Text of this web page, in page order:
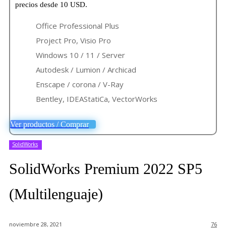
precios desde 10 USD.
Office Professional Plus
Project Pro, Visio Pro
Windows 10 / 11 / Server
Autodesk / Lumion / Archicad
Enscape / corona / V-Ray
Bentley, IDEAStatiCa, VectorWorks
Ver productos / Comprar
SolidWorks
SolidWorks Premium 2022 SP5
(Multilenguaje)
noviembre 28, 2021 76